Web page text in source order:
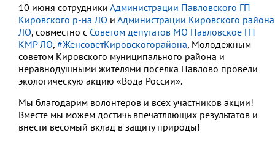
10 июня сотрудники Администрации Павловского ГП
Кировского р-на ЛО и Администрации Кировского района
ЛО, совместно с Советом депутатов МО Павловское ГП
КМР ЛО, #ЖенсоветКировскогорайона, Молодежным
советом Кировского муниципального района и
неравнодушными жителями поселка Павлово провели
экологическую акцию «Вода России».
Мы благодарим волонтеров и всех участников акции!
Вместе мы можем достичь впечатляющих результатов и
внести весомый вклад в защиту природы!